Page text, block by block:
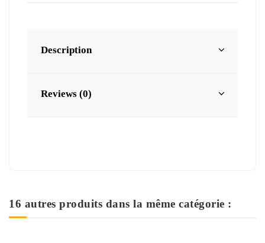
Description
Reviews (0)
16 autres produits dans la même catégorie :